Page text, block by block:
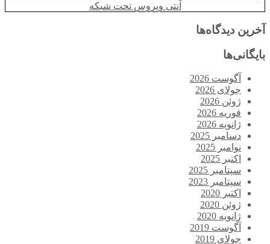
آنتی ویروس تحت شبکه
آخرین دیدگاه‌ها
بایگانی‌ها
آگوست 2026
جولای 2026
ژوئن 2026
فوریه 2026
ژانویه 2026
دسامبر 2025
نوامبر 2025
اکتبر 2025
سپتامبر 2025
سپتامبر 2023
اکتبر 2020
ژوئن 2020
ژانویه 2020
آگوست 2019
جولای 2019